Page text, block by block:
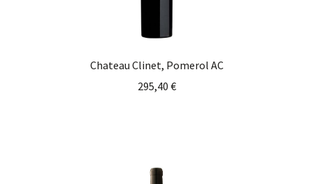
Chateau Clinet, Pomerol AC
295,40 €